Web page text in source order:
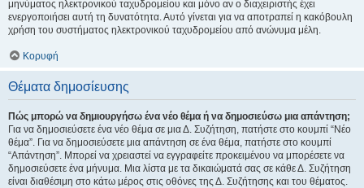
μηνύματος ηλεκτρονικού ταχυδρομείου και μόνο αν ο διαχειριστής έχει
ενεργοποιήσει αυτή τη δυνατότητα. Αυτό γίνεται για να αποτραπεί η κακόβουλη
χρήση του συστήματος ηλεκτρονικού ταχυδρομείου από ανώνυμα μέλη.
Κορυφή
Θέματα δημοσίευσης
Πώς μπορώ να δημιουργήσω ένα νέο θέμα ή να δημοσιεύσω μια απάντηση;
Για να δημοσιεύσετε ένα νέο θέμα σε μια Δ. Συζήτηση, πατήστε στο κουμπί “Νέο
θέμα”. Για να δημοσιεύσετε μια απάντηση σε ένα θέμα, πατήστε στο κουμπί
“Απάντηση”. Μπορεί να χρειαστεί να εγγραφείτε προκειμένου να μπορέσετε να
δημοσιεύσετε ένα μήνυμα. Μια λίστα με τα δικαιώματά σας σε κάθε Δ. Συζήτηση
είναι διαθέσιμη στο κάτω μέρος στις οθόνες της Δ. Συζήτησης και του θέματος.